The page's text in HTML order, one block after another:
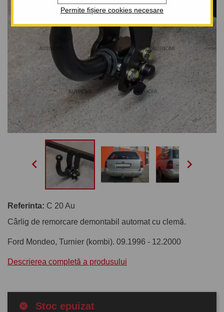
Permite fișiere cookies necesare
 
Referinta: C 20 Au
Cârlig de remorcare demontabil automat cu clemă.
Ford Mondeo, Turnier (kombi). 09.1996 - 12.2000
Descrierea completă a produsului
Stoc epuizat